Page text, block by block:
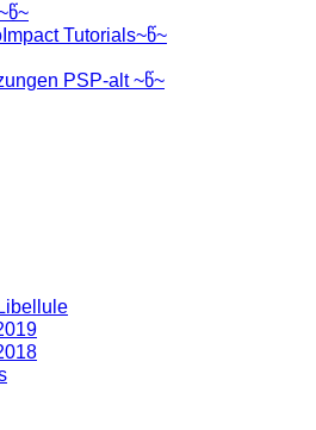
Tutorials~წ~
PSP-alt ~წ~